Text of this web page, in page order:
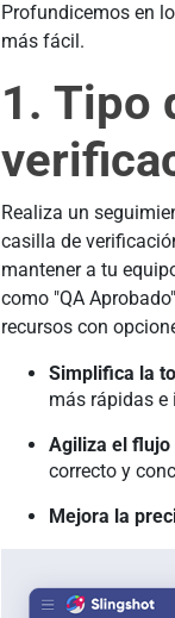
Profundicemos en
más fácil.
1. Tipo
Realiza un
casilla de
mantener a tu
como "QA
recursos con
Simplifica la
más rápidas
Agiliza el flujo
correcto y
Mejora la